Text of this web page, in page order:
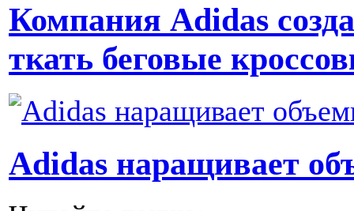
Компания Adidas
ткать беговые
Adidas наращивает